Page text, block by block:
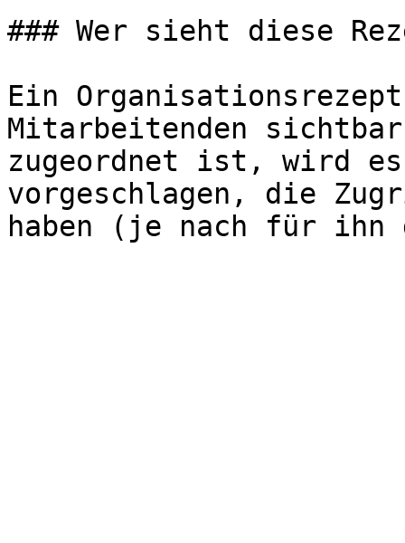
### Wer sieht diese
Ein
Mitarbeitenden
zugeordnet ist, wird es
vorgeschlagen, die